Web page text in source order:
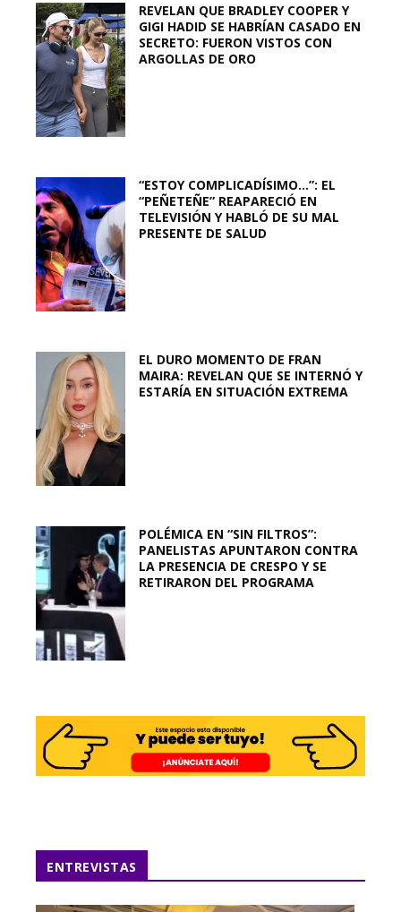
REVELAN QUE BRADLEY COOPER Y
GIGI HADID SE HABRÍAN CASADO EN
SECRETO: FUERON VISTOS CON
ARGOLLAS DE ORO
“ESTOY COMPLICADÍSIMO…”: EL
“PEÑETEÑE” REAPARECIÓ EN
TELEVISIÓN Y HABLÓ DE SU MAL
PRESENTE DE SALUD
EL DURO MOMENTO DE FRAN
MAIRA: REVELAN QUE SE INTERNÓ Y
ESTARÍA EN SITUACIÓN EXTREMA
POLÉMICA EN “SIN FILTROS”:
PANELISTAS APUNTARON CONTRA
LA PRESENCIA DE CRESPO Y SE
RETIRARON DEL PROGRAMA
ENTREVISTAS